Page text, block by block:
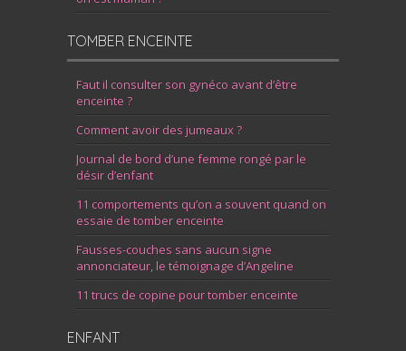
TOMBER ENCEINTE
Faut il consulter son gynéco avant d’être
enceinte ?
Comment avoir des jumeaux ?
Journal de bord d’une femme rongé par le
désir d’enfant
11 comportements qu’on a souvent quand on
essaie de tomber enceinte
Fausses-couches sans aucun signe
annonciateur, le témoignage d’Angeline
11 trucs de copine pour tomber enceinte
ENFANT